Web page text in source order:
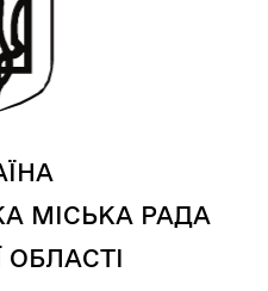
МІСЬКА РАДА
ОБЛАСТІ